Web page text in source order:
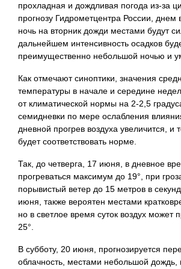
прохладная и дождливая погода из-за
прогнозу Гидрометцентра России, днем
ночь на вторник дожди местами будут
дальнейшем интенсивность осадков
преимущественно небольшой ночью и
Как отмечают синоптики, значения
температуры в начале и середине
от климатической нормы на 2-2,5
семидневки по мере ослабления
дневной прогрев воздуха увеличится, и
будет соответствовать норме.
Так, до четверга, 17 июня, в дневное
прогреваться максимум до 19°, при
порывистый ветер до 15 метров в
июня, также вероятен местами
но в светлое время суток воздух может
25°.
В субботу, 20 июня, прогнозируется
облачность, местами небольшой